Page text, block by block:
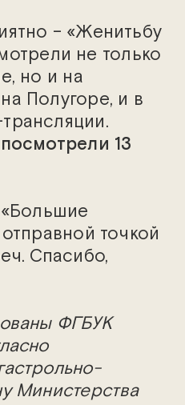
– «Женитьбу
не только
но и на
Полугоре, и в
13
точкой
Спасибо,
ФГБУК
Министерства